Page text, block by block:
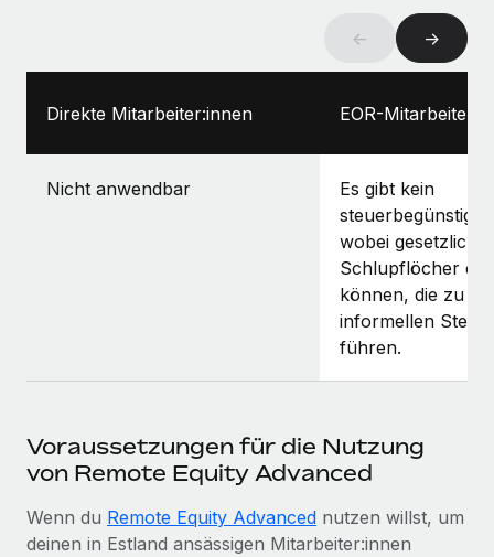
← →
Direkte Mitarbeiter:innen EOR-
Nicht anwendbar
Es gibt kein
wobei gesetzliche
Schlupflöcher
können, die zu
informellen
führen.
Voraussetzungen für die Nutzung
von Remote Equity Advanced
Wenn du Remote Equity Advanced nutzen willst, um
deinen in Estland ansässigen Mitarbeiter:innen